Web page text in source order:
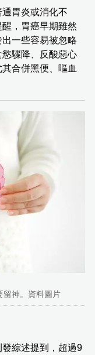
胃炎或消化不
，胃癌早期雖然
一些容易被忽略
驟降、反酸惡心
合併黑便、嘔血
留神。資料圖片
綜述提到，超過9